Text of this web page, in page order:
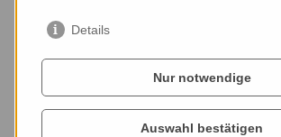
Details
Nur notwendige
Auswahl bestätigen